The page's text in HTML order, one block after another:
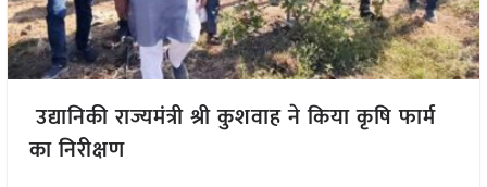
उद्यानिकी राज्यमंत्री श्री कुशवाह ने किया कृषि फार्म
का निरीक्षण